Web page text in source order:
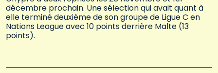
décembre prochain. Une sélection qui avait quant à
elle terminé deuxième de son groupe de Ligue C en
Nations League avec 10 points derrière Malte (13
points).